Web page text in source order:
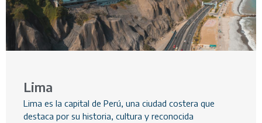
Lima
Lima es la capital de Perú, una ciudad costera que
destaca por su historia, cultura y reconocida